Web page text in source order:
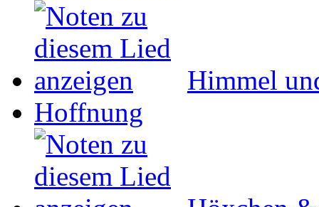
Himmel
Hoffnung